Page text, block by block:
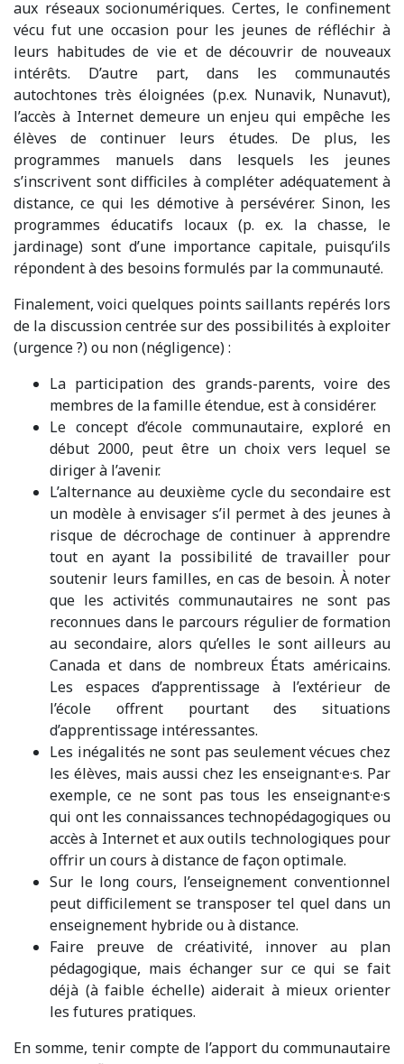
aux réseaux socionumériques. Certes, le confinement
vécu fut une occasion pour les jeunes de réfléchir à
leurs habitudes de vie et de découvrir de nouveaux
intérêts. D’autre part, dans les communautés
autochtones très éloignées (p.ex. Nunavik, Nunavut),
l’accès à Internet demeure un enjeu qui empêche les
élèves de continuer leurs études. De plus, les
programmes manuels dans lesquels les jeunes
s’inscrivent sont difficiles à compléter adéquatement à
distance, ce qui les démotive à persévérer. Sinon, les
programmes éducatifs locaux (p. ex. la chasse, le
jardinage) sont d’une importance capitale, puisqu’ils
répondent à des besoins formulés par la communauté.
Finalement, voici quelques points saillants repérés lors
de la discussion centrée sur des possibilités à exploiter
(urgence ?) ou non (négligence) :
La participation des grands-parents, voire des
membres de la famille étendue, est à considérer.
Le concept d’école communautaire, exploré en
début 2000, peut être un choix vers lequel se
diriger à l’avenir.
L’alternance au deuxième cycle du secondaire est
un modèle à envisager s’il permet à des jeunes à
risque de décrochage de continuer à apprendre
tout en ayant la possibilité de travailler pour
soutenir leurs familles, en cas de besoin. À noter
que les activités communautaires ne sont pas
reconnues dans le parcours régulier de formation
au secondaire, alors qu’elles le sont ailleurs au
Canada et dans de nombreux États américains.
Les espaces d’apprentissage à l’extérieur de
l’école offrent pourtant des situations
d’apprentissage intéressantes.
Les inégalités ne sont pas seulement vécues chez
les élèves, mais aussi chez les enseignant·e·s. Par
exemple, ce ne sont pas tous les enseignant·e·s
qui ont les connaissances technopédagogiques ou
accès à Internet et aux outils technologiques pour
offrir un cours à distance de façon optimale.
Sur le long cours, l’enseignement conventionnel
peut difficilement se transposer tel quel dans un
enseignement hybride ou à distance.
Faire preuve de créativité, innover au plan
pédagogique, mais échanger sur ce qui se fait
déjà (à faible échelle) aiderait à mieux orienter
les futures pratiques.
En somme, tenir compte de l’apport du communautaire